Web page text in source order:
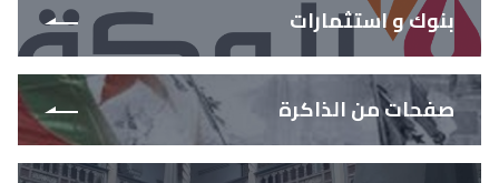
بنوك و استثمارات
صفحات من الذاكرة